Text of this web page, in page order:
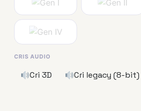
CRIS AUDIO
Cri 3D Cri legacy (8-bit)